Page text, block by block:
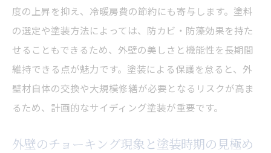
め
納得感を高めるサイディング塗装相談の流
れ
相談時に役立つ外壁塗装チェックリスト
サイディング塗装の相談でよくある質問集
信頼できる業者と出会うための工夫
度の上昇を抑え、冷暖房費の節約にも寄与します。塗料
の選定や塗装方法によっては、防カビ・防藻効果を持た
せることもできるため、外壁の美しさと機能性を長期間
維持できる点が魅力です。塗装による保護を怠ると、外
壁材自体の交換や大規模修繕が必要となるリスクが高ま
るため、計画的なサイディング塗装が重要です。
外壁のチョーキング現象と塗装時期の見極め